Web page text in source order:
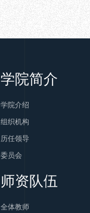
学院简介
学院介绍
组织机构
历任领导
委员会
师资队伍
全体教师